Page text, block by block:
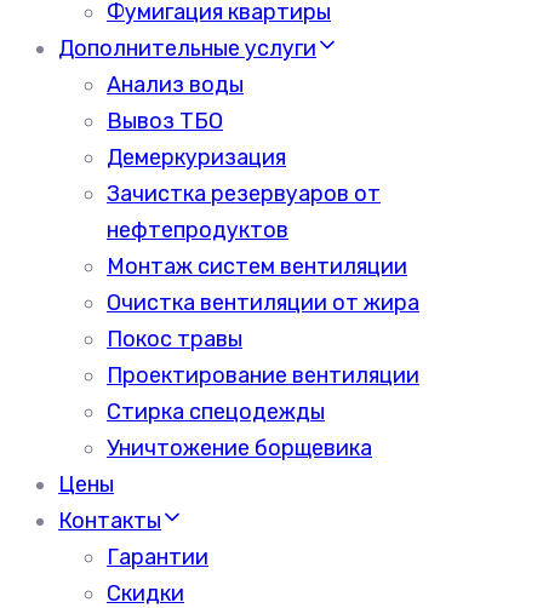
Фумигация квартиры
Дополнительные услуги
Анализ воды
Вывоз ТБО
Демеркуризация
Зачистка резервуаров от
нефтепродуктов
Монтаж систем вентиляции
Очистка вентиляции от жира
Покос травы
Проектирование вентиляции
Стирка спецодежды
Уничтожение борщевика
Цены
Контакты
Гарантии
Скидки